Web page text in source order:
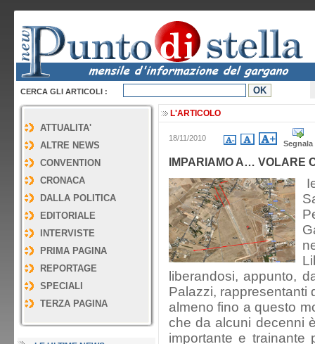
CERCA GLI ARTICOLI :
ATTUALITA'
ALTRE NEWS
CONVENTION
CRONACA
DALLA POLITICA
EDITORIALE
INTERVISTE
PRIMA PAGINA
REPORTAGE
SPECIALI
TERZA PAGINA
L'ARTICOLO
18/11/2010
Segnala
IMPARIAMO A… VOLARE
liberandosi, appunto,
Palazzi, rappresentanti
almeno fino a questo
che da alcuni decenni
importante e trainante